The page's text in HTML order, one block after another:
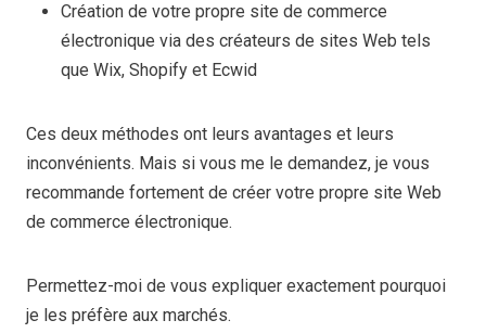
Création de votre propre site de commerce
électronique via des créateurs de sites Web tels
que Wix, Shopify et Ecwid
Ces deux méthodes ont leurs avantages et leurs
inconvénients. Mais si vous me le demandez, je vous
recommande fortement de créer votre propre site Web
de commerce électronique.
Permettez-moi de vous expliquer exactement pourquoi
je les préfère aux marchés.